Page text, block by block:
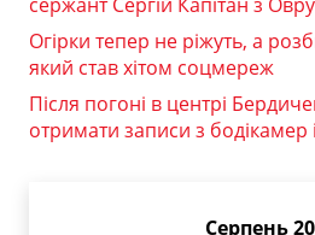
Огірки тепер не ріжуть, а
який став хітом соцмереж
Після погоні в центрі
отримати записи з бодікамер
Серпень